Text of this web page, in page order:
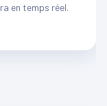
en temps réel.